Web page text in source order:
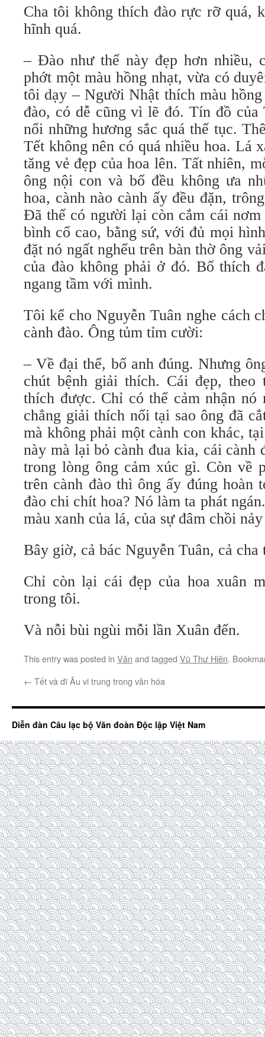
Cha tôi không thích đào rực rỡ quá,
hĩnh quá.
– Ðào như thế này đẹp hơn nhiều,
phớt một màu hồng nhạt, vừa có
tôi dạy – Người Nhật thích màu hồng
đào, có dễ cũng vì lẽ đó. Tín đồ
nổi những hương sắc quá thế tục.
Tết không nên có quá nhiều hoa. Lá
tăng vẻ đẹp của hoa lên. Tất nhiên,
ông nội con và bố đều không ưa
hoa, cành nào cành ấy đều đặn,
Ðã thế có người lại còn cắm cái
bình cổ cao, bằng sứ, với đủ mọi
đặt nó ngất nghểu trên bàn thờ ông
của đào không phải ở đó. Bố thích
ngang tầm với mình.
Tôi kể cho Nguyễn Tuân nghe cách
cành đào. Ông tủm tỉm cười:
– Về đại thể, bố anh đúng. Nhưng
chút bệnh giải thích. Cái đẹp,
thích được. Chỉ có thể cảm nhận nó
chẳng giải thích nổi tại sao ông đã
mà không phải một cành con khác,
này mà lại bỏ cành đua kia, cái cành
trong lòng ông cảm xúc gì. Còn về
trên cành đào thì ông ấy đúng hoàn
đào chi chít hoa? Nó làm ta phát
màu xanh của lá, của sự đâm chồi
Bây giờ, cả bác Nguyễn Tuân, cả
Chỉ còn lại cái đẹp của hoa xuân
trong tôi.
Và nỗi bùi ngùi mỗi lần Xuân đến.
This entry was posted in Văn and tagged Vũ Thư Hiên.
← Tết và dĩ Âu vi trung trong văn hóa
Diễn đàn Câu lạc bộ Văn đoàn Độc lập Việt Nam